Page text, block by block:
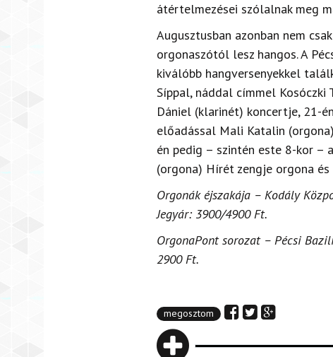
átértelmezései szólalnak meg
Augusztusban azonban nem
orgonaszótól lesz hangos. A
kiválóbb hangversenyekkel
Síppal, náddal címmel Kosóczki
Dániel (klarinét) koncertje, 21-
előadással Mali Katalin
én pedig – szintén este 8-kor –
(orgona) Hírét zengje orgona
Orgonák éjszakája – Kodály
Jegyár: 3900/4900 Ft.
OrgonaPont sorozat – Pécsi
2900 Ft.
megosztom